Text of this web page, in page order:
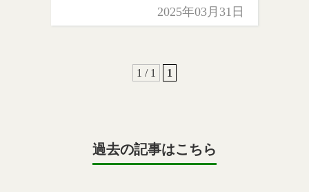
https://docs.google.com/forms/d […]2025年03月31日
1 / 1 1
過去の記事はこちら